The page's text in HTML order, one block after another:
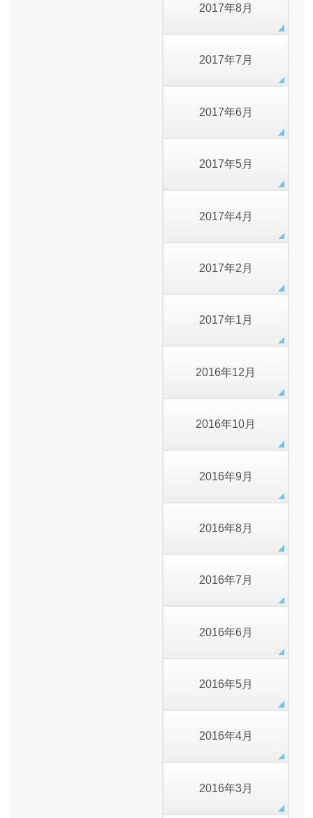
2017年8月
2017年7月
2017年6月
2017年5月
2017年4月
2017年2月
2017年1月
2016年12月
2016年10月
2016年9月
2016年8月
2016年7月
2016年6月
2016年5月
2016年4月
2016年3月